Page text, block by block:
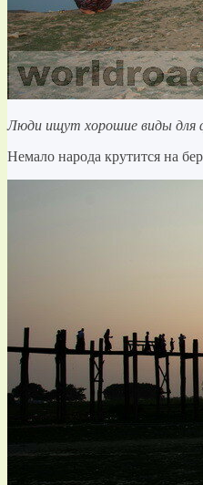
Люди ищут хорошие виды для
Немало народа крутится на